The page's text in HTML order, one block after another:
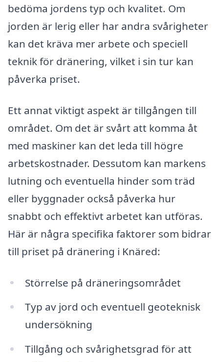
bedöma jordens typ och kvalitet. Om
jorden är lerig eller har andra svårigheter
kan det kräva mer arbete och speciell
teknik för dränering, vilket i sin tur kan
påverka priset.
Ett annat viktigt aspekt är tillgången till
området. Om det är svårt att komma åt
med maskiner kan det leda till högre
arbetskostnader. Dessutom kan markens
lutning och eventuella hinder som träd
eller byggnader också påverka hur
snabbt och effektivt arbetet kan utföras.
Här är några specifika faktorer som bidrar
till priset på dränering i Knäred:
Störrelse på dräneringsområdet
Typ av jord och eventuell geoteknisk
undersökning
Tillgång och svårighetsgrad för att